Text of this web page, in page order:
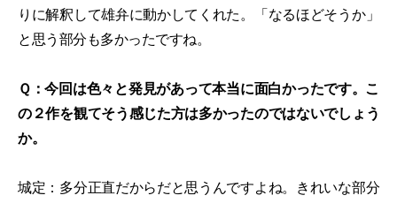
りに解釈して雄弁に動かしてくれた。「なるほどそうか」
と思う部分も多かったですね。
Ｑ：今回は色々と発見があって本当に面白かったです。こ
の２作を観てそう感じた方は多かったのではないでしょう
か。
城定：多分正直だからだと思うんですよね。きれいな部分